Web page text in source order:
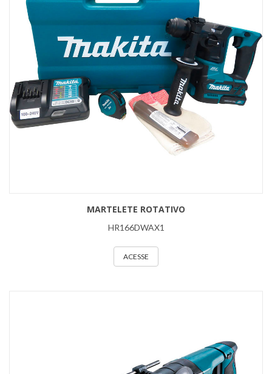
MARTELETE ROTATIVO
HR166DWAX1
ACESSE